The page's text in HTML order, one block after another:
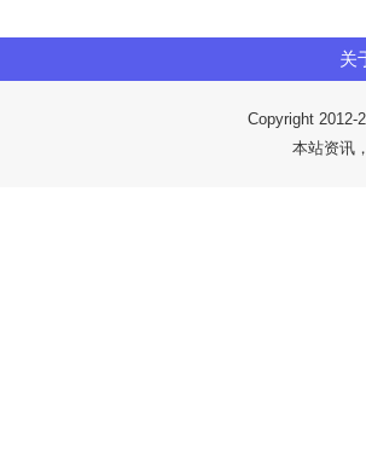
关
Copyright 2012-
本站资讯